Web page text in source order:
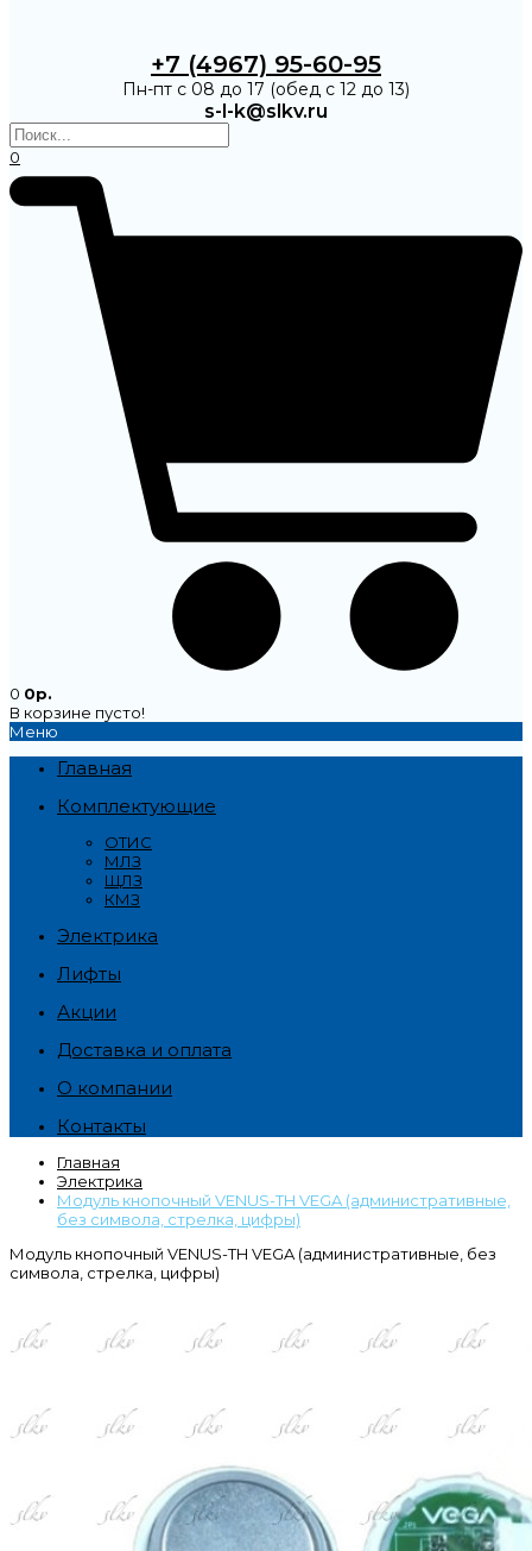
+7 (4967) 95-60-95
Пн-пт с 08 до 17 (обед с 12 до 13)
s-l-k@slkv.ru
0
0 0р.
В корзине пусто!
Меню
Главная
Комплектующие
ОТИС
МЛЗ
ЩЛЗ
КМЗ
Электрика
Лифты
Акции
Доставка и оплата
О компании
Контакты
Главная
Электрика
Модуль кнопочный VENUS-TH VEGA (административные,
без символа, стрелка, цифры)
Модуль кнопочный VENUS-TH VEGA (административные, без
символа, стрелка, цифры)